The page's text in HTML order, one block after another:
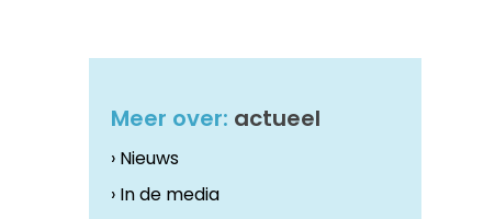
Meer over: actueel
› Nieuws
› In de media